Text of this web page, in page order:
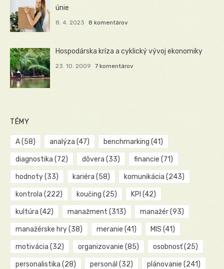
únie
8. 4. 2023 8 komentárov
Hospodárska kríza a cyklický vývoj ekonomiky
23. 10. 2009 7 komentárov
TÉMY
A(58) analýza (47) benchmarking (41)
diagnostika (72) dôvera (33) financie (71)
hodnoty(33) kariéra (58) komunikácia (243)
kontrola (222) koučing (25) KPI (42)
kultúra (42) manažment (313) manažér(93)
manažérske hry(38) meranie (41) MIS (41)
motivácia (32) organizovanie (85) osobnosť(25)
personalistika (28) personál (32) plánovanie (241)